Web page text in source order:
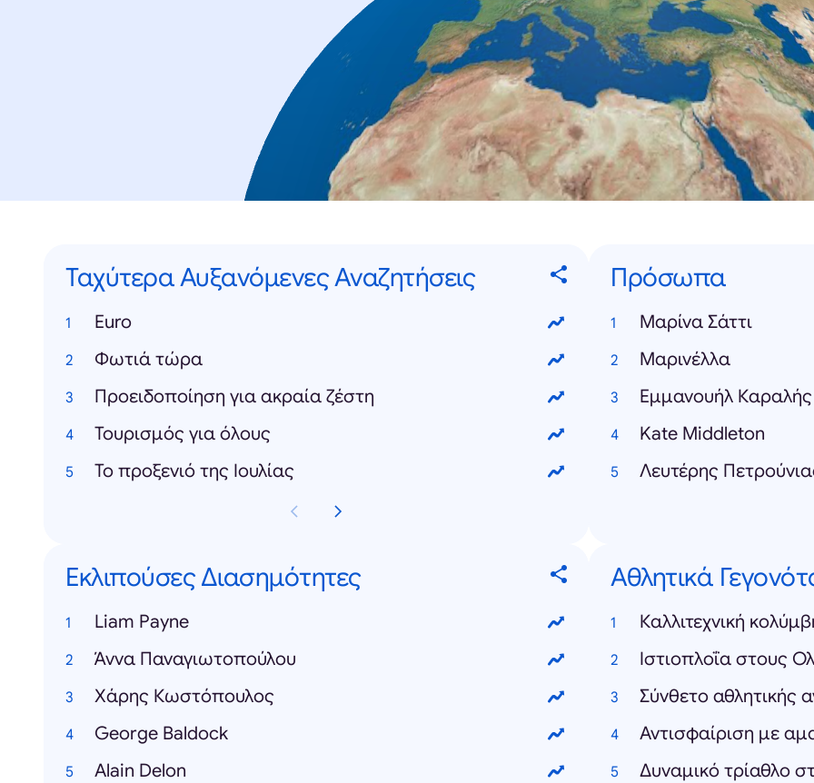
Ταχύτερα Αυξανόμενες Αναζητήσεις
Euro
Φωτιά τώρα
Προειδοποίηση για ακραία ζέστη
Τουρισμός για όλους
Το προξενιό της Ιουλίας
Πρόσωπα
Μαρίνα Σάττι
Μαρινέλλα
Εμμανουήλ Καραλής
Kate Middleton
Λευτέρης
Εκλιπούσες Διασημότητες
Liam Payne
Άννα Παναγιωτοπούλου
Χάρης Κωστόπουλος
George Baldock
Alain Delon
Αθλητικά
Ιστιοπλοΐα στους